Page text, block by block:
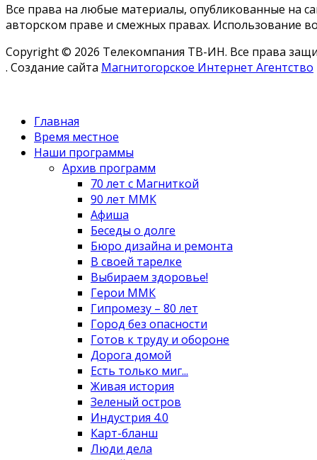
Все права на любые материалы, опубликованные на
авторском праве и смежных правах. Использование
Copyright © 2026 Телекомпания ТВ-ИН. Все права
. Создание сайта Магнитогорское Интернет Агентство
Главная
Время местное
Наши программы
Архив программ
70 лет с Магниткой
90 лет ММК
Афиша
Беседы о долге
Бюро дизайна и ремонта
В своей тарелке
Выбираем здоровье!
Герои ММК
Гипромезу – 80 лет
Город без опасности
Готов к труду и обороне
Дорога домой
Есть только миг...
Живая история
Зеленый остров
Индустрия 4.0
Карт-бланш
Люди дела